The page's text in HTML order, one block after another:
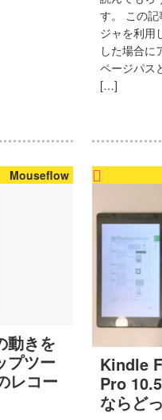
す。 この
ジャを利用
した場合に
ページパス
[…]
Mouseflow
動きを
プツー
レコー
Kindle
Pro
ならど